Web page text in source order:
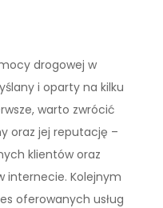
drogowej w
i oparty na kilku
warto zwrócić
oraz jej reputację –
klientów oraz
internecie. Kolejnym
oferowanych usług